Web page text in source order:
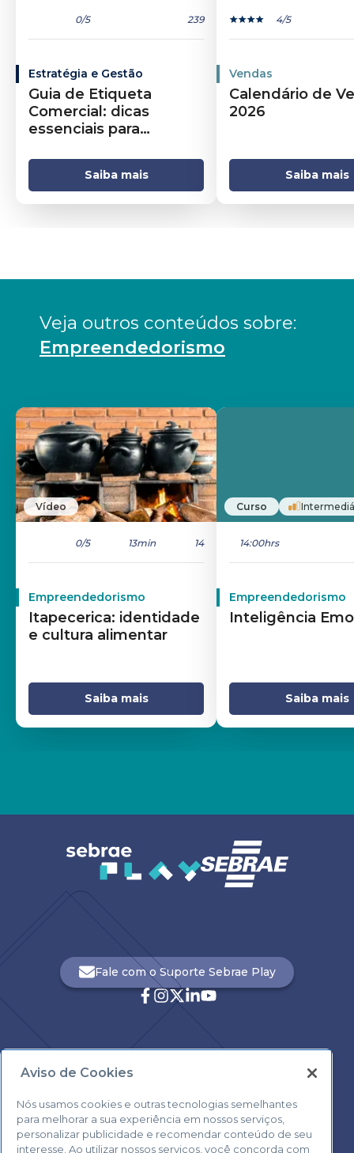
0/5 239
Estratégia e Gestão
Guia de Etiqueta
Comercial: dicas
essenciais para
Saiba mais
4/5
Vendas
Calendário de
2026
Saiba mais
Empreendedorismo
Vídeo
0/5 13min 14
Empreendedorismo
Itapecerica: identidade
e cultura alimentar
Saiba mais
Curso
14:00hrs
Empreendedorismo
Inteligência
Saiba mais
0800 570 0800
Fale com o Suporte Sebrae Play
Aviso de Cookies
Nós usamos cookies e outras tecnologias semelhantes
para melhorar a sua experiência em nossos serviços,
personalizar publicidade e recomendar conteúdo de seu
interesse. Ao utilizar nossos serviços, você concorda com